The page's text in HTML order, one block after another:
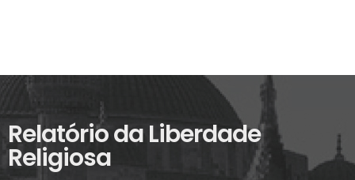
Relatório da Liberdade
Religiosa